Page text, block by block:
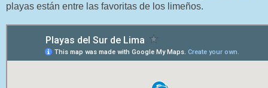
playas están entre las favoritas de los limeños.